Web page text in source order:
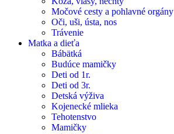
Močové cesty a pohlavné orgány
Oči, uši, ústa, nos
Trávenie
Matka a dieťa
Bábätká
Budúce mamičky
Deti od 1r.
Deti od 3r.
Detská výživa
Kojenecké mlieka
Tehotenstvo
Mamičky